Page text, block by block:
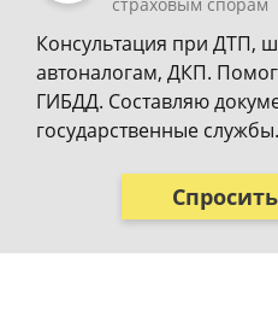
Консультация при ДТП,
автоналогам, ДКП.
ГИБДД. Составляю
государственные службы.